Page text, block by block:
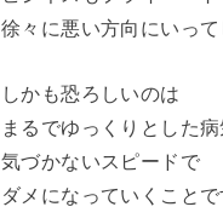
徐々に悪い方向にいって
しかも恐ろしいのは
まるでゆっくりとした
気づかないスピードで
ダメになっていくことで